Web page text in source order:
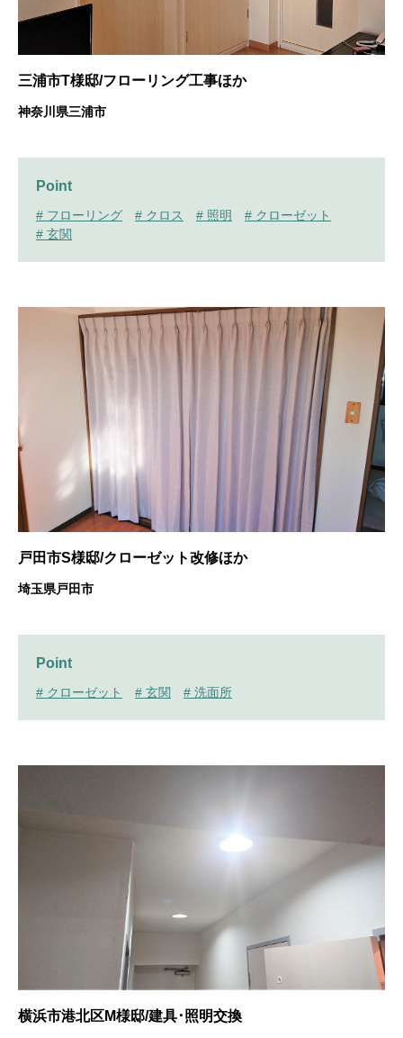
三浦市T様邸/フローリング工事ほか
神奈川県三浦市
Point
# フローリング # クロス # 照明
# クローゼット
# 玄関
戸田市S様邸/クローゼット改修ほか
埼玉県戸田市
Point
# クローゼット # 玄関 # 洗面所
横浜市港北区M様邸/建具･照明交換